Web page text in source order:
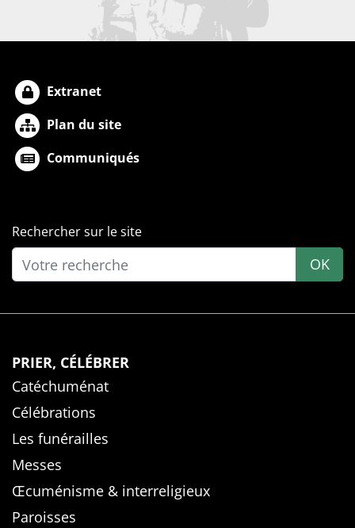
Extranet
Plan du site
Communiqués
Rechercher sur le site
OK
PRIER, CÉLÉBRER
Catéchuménat
Célébrations
Les funérailles
Messes
Œcuménisme & interreligieux
Paroisses